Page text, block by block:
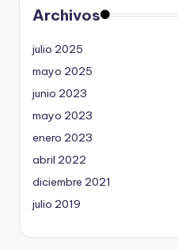
Archivos
julio 2025
mayo 2025
junio 2023
mayo 2023
enero 2023
abril 2022
diciembre 2021
julio 2019